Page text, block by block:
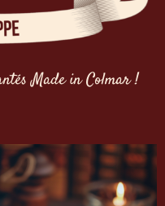
Made in Colmar !